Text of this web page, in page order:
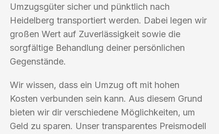
Umzugsgüter sicher und pünktlich nach
Heidelberg transportiert werden. Dabei legen wir
großen Wert auf Zuverlässigkeit sowie die
sorgfältige Behandlung deiner persönlichen
Gegenstände.
Wir wissen, dass ein Umzug oft mit hohen
Kosten verbunden sein kann. Aus diesem Grund
bieten wir dir verschiedene Möglichkeiten, um
Geld zu sparen. Unser transparentes Preismodell